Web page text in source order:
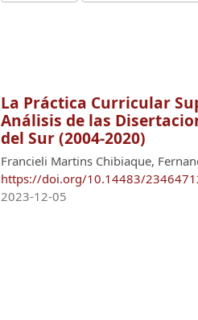
La Práctica Curricular
Análisis de las
del Sur (2004-2020)
Francieli Martins Chibiaque,
https://doi.org/10.14483/
2023-12-05